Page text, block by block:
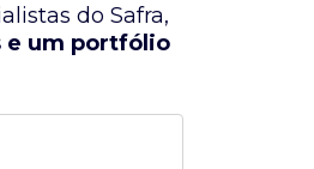
do Safra,
e um portfólio